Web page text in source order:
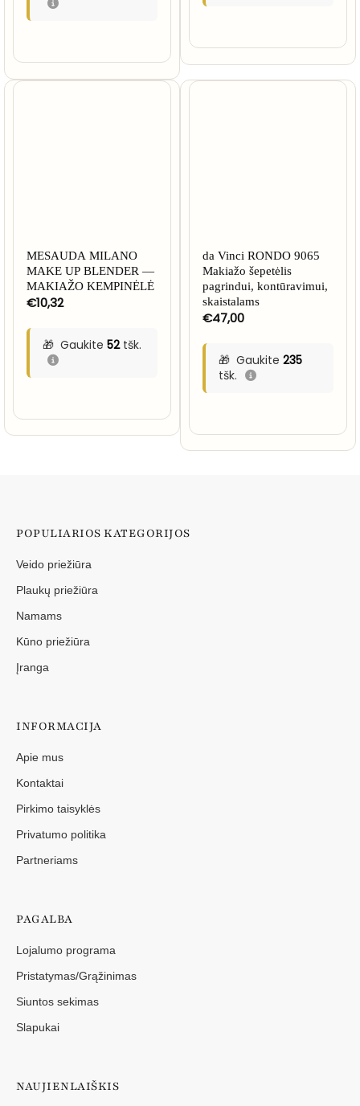
MESAUDA MILANO
MAKE UP BLENDER —
MAKIAŽO KEMPINĖLĖ
€10,32
Gaukite 52tšk.
da Vinci RONDO 9065
Makiažo šepetėlis
pagrindui, kontūravimui,
skaistalams
€47,00
Gaukite 235
tšk.
POPULIARIOS KATEGORIJOS
Veido priežiūra
Plaukų priežiūra
Namams
Kūno priežiūra
Įranga
INFORMACIJA
Apie mus
Kontaktai
Pirkimo taisyklės
Privatumo politika
Partneriams
PAGALBA
Lojalumo programa
Pristatymas/Grąžinimas
Siuntos sekimas
Slapukai
NAUJIENLAIŠKIS